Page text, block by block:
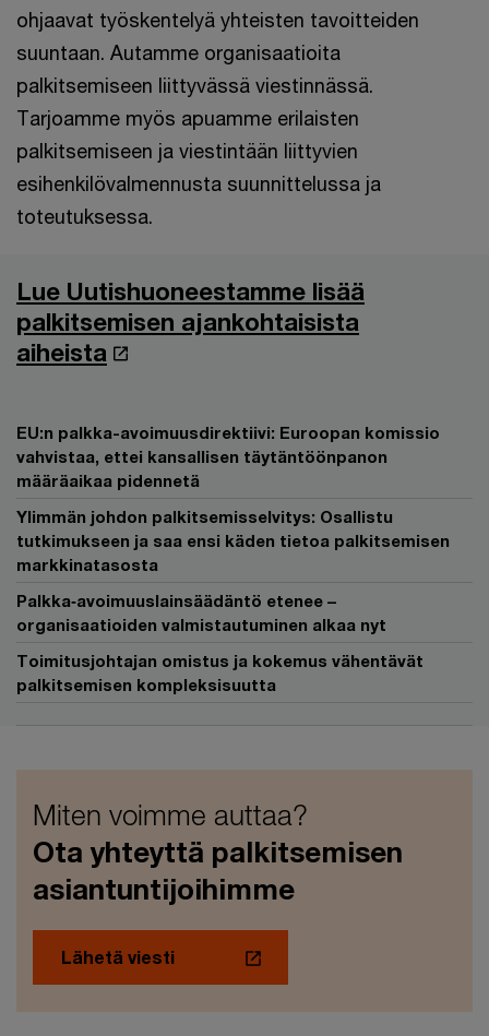
ohjaavat työskentelyä yhteisten tavoitteiden
suuntaan. Autamme organisaatioita
palkitsemiseen liittyvässä viestinnässä.
Tarjoamme myös apuamme erilaisten
palkitsemiseen ja viestintään liittyvien
esihenkilövalmennusta suunnittelussa ja
toteutuksessa.
Lue Uutishuoneestamme lisää
palkitsemisen ajankohtaisista
aiheista
EU:n palkka-avoimuusdirektiivi: Euroopan komissio
vahvistaa, ettei kansallisen täytäntöönpanon
määräaikaa pidennetä
Ylimmän johdon palkitsemisselvitys: Osallistu
tutkimukseen ja saa ensi käden tietoa palkitsemisen
markkinatasosta
Palkka‑avoimuuslainsäädäntö etenee –
organisaatioiden valmistautuminen alkaa nyt
Toimitusjohtajan omistus ja kokemus vähentävät
palkitsemisen kompleksisuutta
Miten voimme auttaa?
Ota yhteyttä palkitsemisen
asiantuntijoihimme
Lähetä viesti